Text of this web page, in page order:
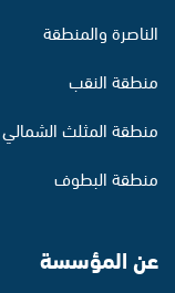
الناصرة والمنطقة
منطقة النقب
منطقة المثلث الشمالي
منطقة البطوف
عن المؤسسة